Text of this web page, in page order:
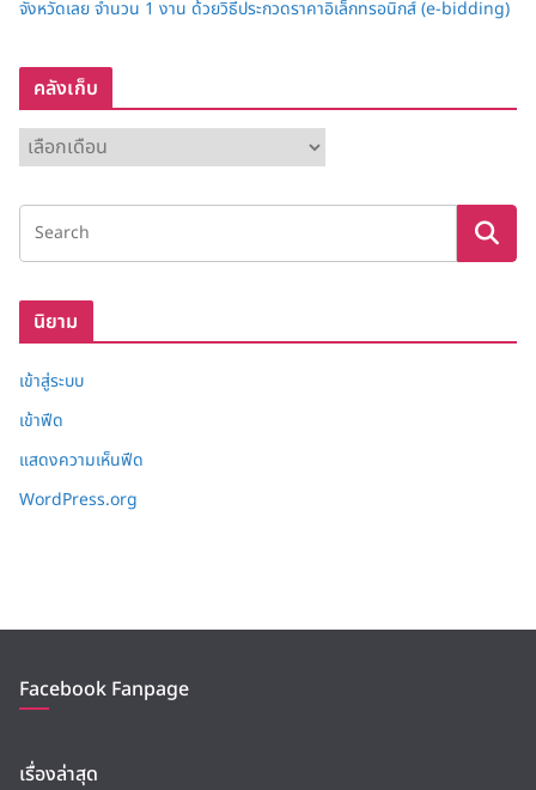
จังหวัดเลย จำนวน 1 งาน ด้วยวิธีประกวดราคาอิเล็กทรอนิกส์ (e-bidding)
คลังเก็บ
ลั
ง
ก็
นิยาม
เข้าสู่ระบบ
เข้าฟีด
แสดงความเห็นฟีด
WordPress.org
Facebook Fanpage
เรื่องล่าสุด